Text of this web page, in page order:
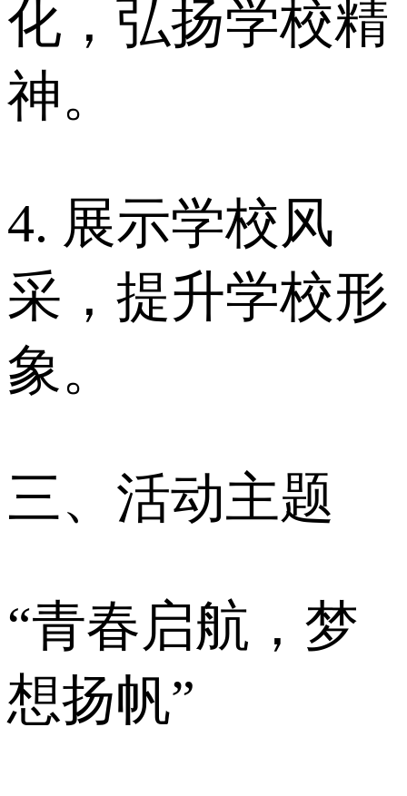
化，弘扬学校精
神。
4. 展示学校风
采，提升学校形
象。
三、活动主题
“青春启航，梦
想扬帆”